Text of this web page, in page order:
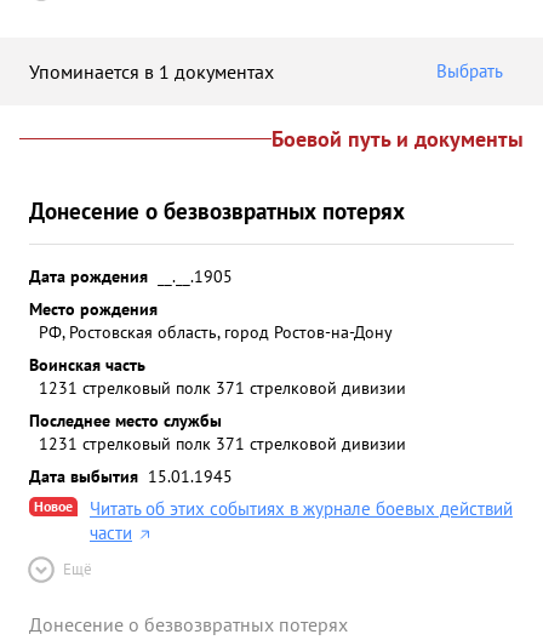
Упоминается в 1 документах Выбрать
Боевой путь и документы
Донесение о безвозвратных потерях
Дата рождения
__.__.1905
Место рождения
РФ, Ростовская область, город Ростов-на-Дону
Воинская часть
1231 стрелковый полк 371 стрелковой дивизии
Последнее место службы
1231 стрелковый полк 371 стрелковой дивизии
Дата выбытия 15.01.1945
Новое
Читать об этих событиях в журнале боевых действий
части
Ещё
Донесение о безвозвратных потерях